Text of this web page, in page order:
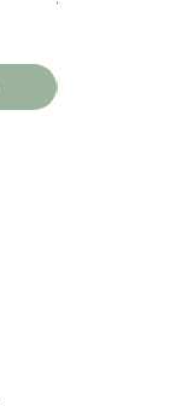
Precio
17,95 €